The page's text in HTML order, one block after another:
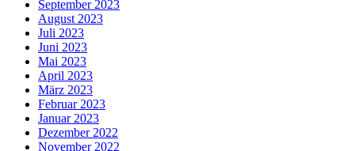
September 2023
August 2023
Juli 2023
Juni 2023
Mai 2023
April 2023
März 2023
Februar 2023
Januar 2023
Dezember 2022
November 2022